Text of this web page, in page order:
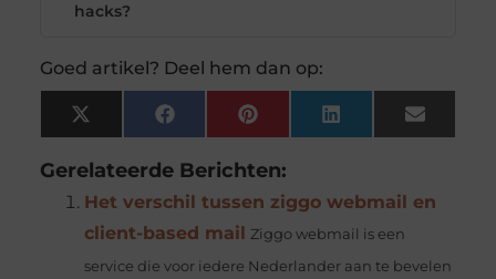
hacks?
Goed artikel? Deel hem dan op:
X
(Twitter)
FacebookPinterest LinkedIn Email
Gerelateerde Berichten:
Het verschil tussen ziggo webmail en
client-based mail Ziggo webmail is een
service die voor iedere Nederlander aan te bevelen